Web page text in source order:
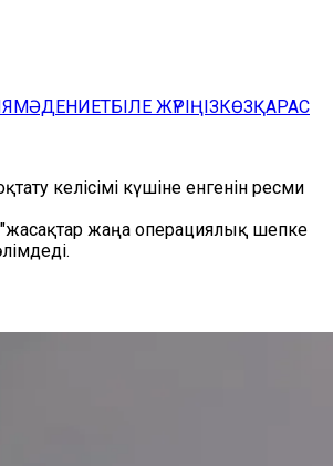
МӘДЕНИЕТБІЛЕ ЖҮРІҢІЗКӨЗҚАРАС
келісімі күшіне енгенін ресми
жаңа операциялық шепке